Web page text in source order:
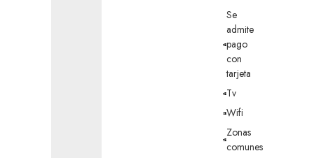
Se
admite
pago
con
tarjeta
Tv
Wifi
Zonas
comunes